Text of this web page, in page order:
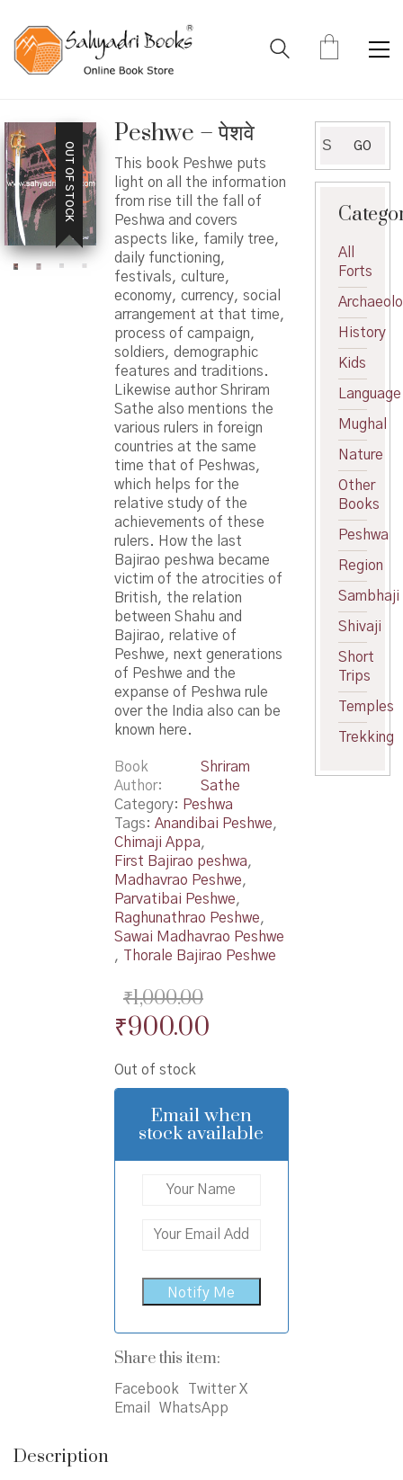
OUT OF STOCK
Peshwe – पेशवे
This book Peshwe puts
light on all the information
from rise till the fall of
Peshwa and covers
aspects like, family tree,
daily functioning,
festivals, culture,
economy, currency, social
arrangement at that time,
process of campaign,
soldiers, demographic
features and traditions.
Likewise author Shriram
Sathe also mentions the
various rulers in foreign
countries at the same
time that of Peshwas,
which helps for the
relative study of the
achievements of these
rulers. How the last
Bajirao peshwa became
victim of the atrocities of
British, the relation
between Shahu and
Bajirao, relative of
Peshwe, next generations
of Peshwe and the
expanse of Peshwa rule
over the India also can be
known here.
Book
Author
Shriram
Sathe
Category: Peshwa
Tags: Anandibai Peshwe,
Chimaji Appa,
First Bajirao peshwa,
Madhavrao Peshwe,
Parvatibai Peshwe,
Raghunathrao Peshwe,
Sawai Madhavrao Peshwe
, Thorale Bajirao Peshwe
₹1,000.00
Original
was:
₹1,000.00.
₹900.00Current
is:
₹900.00.
Out of stock
Email when
stock available
Share this item:
Facebook
Twitter X
Email
WhatsApp
Description
for:
GO
All
Forts
History
Kids
Language
Mughal
Nature
Other
Books
Peshwa
Region
Sambhaji
Shivaji
Short
Trips
Temples
Trekking